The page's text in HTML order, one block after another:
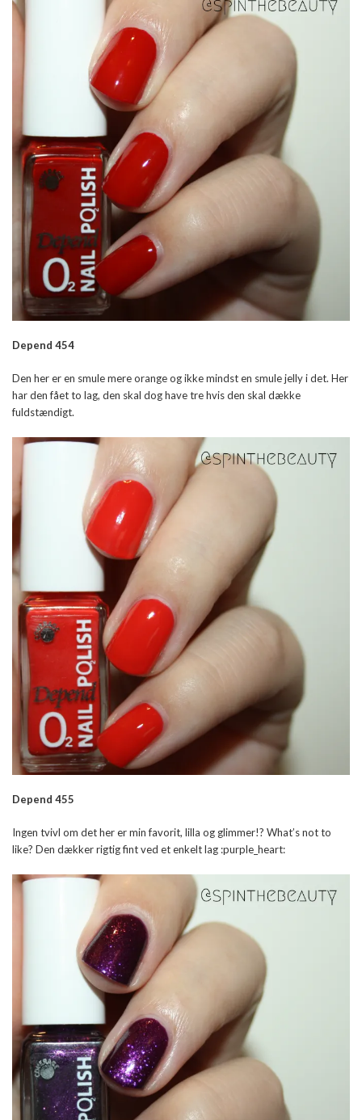
Depend 454
Den her er en smule mere orange og ikke mindst en smule jelly i det. Her
har den fået to lag, den skal dog have tre hvis den skal dække
fuldstændigt.
Depend 455
Ingen tvivl om det her er min favorit, lilla og glimmer!? What’s not to
like? Den dækker rigtig fint ved et enkelt lag :purple_heart: